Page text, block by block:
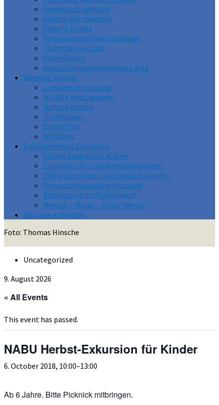
Senserbach wetland
Indetal wet meadow
Freyent Forest
Varnenum cultural landscape
Türmchen orchard
Hahn Quarry
Augustinerwald wilderness area
Working Groups
Lichtverschmutzung
Wildlife photography
Natural garden
Ornithology
Butterflies
Wild bees
Environmental Education
Estate garden Gut Kullen
Excursions for children and families
Offers for schools and daycare centers
Feriencamps und Ferienspiele
Bildungsort im Floriansdorf
Mensch – Natur – Unser Viertel
Become a member
Foto: Thomas Hinsche
Uncategorized
9. August 2026
« All Events
This event has passed.
NABU Herbst-Exkursion für Kinder
6. October 2018, 10:00–13:00
Ab 6 Jahre. Bitte Picknick mitbringen.